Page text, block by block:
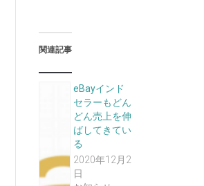
関連記事
eBayインド
セラーもどん
どん売上を伸
ばしてきてい
る
2020年12月2
日